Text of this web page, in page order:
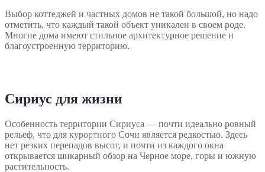
Выбор коттеджей и частных домов не такой большой, но надо
отметить, что каждый такой объект уникален в своем роде.
Многие дома имеют стильное архитектурное решение и
благоустроенную территорию.
Сириус для жизни
Особенность территории Сириуса ― почти идеально ровный
рельеф, что для курортного Сочи является редкостью. Здесь
нет резких перепадов высот, и почти из каждого окна
открывается шикарный обзор на Черное море, горы и южную
растительность.